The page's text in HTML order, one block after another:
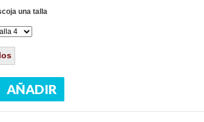
una talla
AÑADIR